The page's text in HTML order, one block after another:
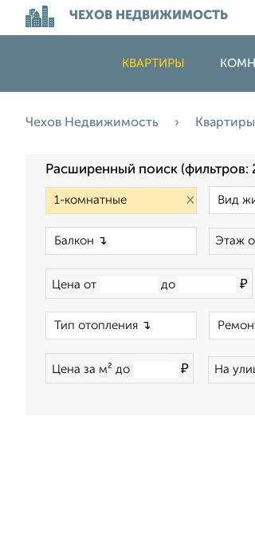
ЧЕХОВ НЕДВИЖИМОСТЬ
КВАРТИРЫ
Чехов Недвижимость Квартиры
Расширенный поиск (фильтров:
×
Этаж
Цена от до ₽
Цена за м² до ₽ На